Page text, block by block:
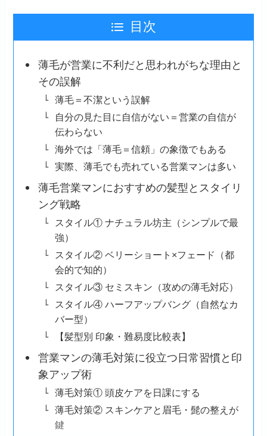
目次
薄毛が営業に不利だと思われがちな理由と
その誤解
薄毛＝不潔という誤解
自分の見た目に自信がない＝営業の自信が
伝わらない
海外では「薄毛＝信頼」の象徴でもある
実際、薄毛でも売れている営業マンは多い
薄毛営業マンにおすすめの髪型とスタイリ
ング戦略
スタイル① ナチュラル坊主（シンプルで最
強）
スタイル② ベリーショート×フェード（都
会的で知的）
スタイル③ セミスキン（攻めの薄毛対応）
スタイル④ ハーフアップバング（自然なカ
バー型）
【髪型別 印象・難易度比較表】
営業マンの薄毛対策に役立つ日常習慣と印
象アップ術
薄毛対策① 頭皮ケアを日課にする
薄毛対策② スキンケアと眉毛・髭の整えが
鍵